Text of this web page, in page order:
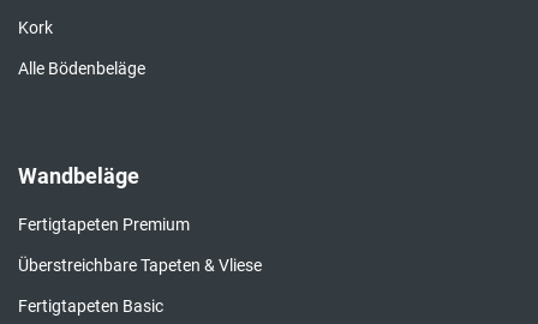
Kork
Alle Bödenbeläge
Wandbeläge
Fertigtapeten Premium
Überstreichbare Tapeten & Vliese
Fertigtapeten Basic